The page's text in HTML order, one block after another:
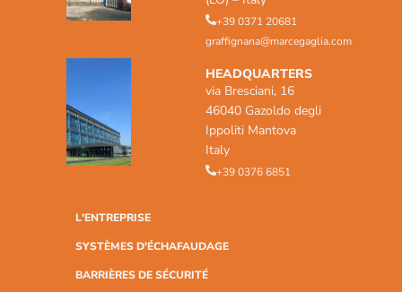
+39 0371 20681
graffignana@marcegaglia.com
HEADQUARTERS
via Bresciani, 16
46040 Gazoldo degli
Ippoliti Mantova
Italy
+39 0376 6851
L'ENTREPRISE
SYSTÈMES D'ÉCHAFAUDAGE
BARRIÈRES DE SÉCURITÉ